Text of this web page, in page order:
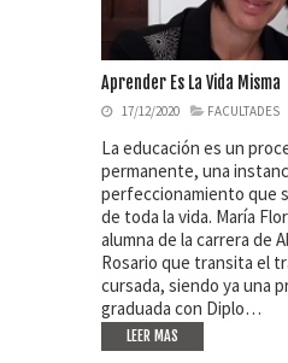
Aprender Es La Vida Misma
17/12/2020 FACULTADES
La educación es un
permanente, una
perfeccionamiento que
de toda la vida. María
alumna de la carrera de
Rosario que transita el
cursada, siendo ya una
graduada con Diplo…
LEER MAS